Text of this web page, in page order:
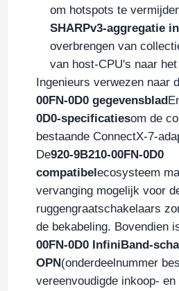
Huis
Producten
Video's
om hotspots te
SHARPv3-aggregatie
overbrengen van
van host-CPU's naar
Ingenieurs verwezen naar
00FN-0D0 gegevensblad
0D0-specificatiesom de
bestaande ConnectX-7-
De920-9B210-00FN-0D0
compatibelecosysteem
vervanging mogelijk voor
ruggengraatschakelaars
de bekabeling. Bovendien
00FN-0D0 InfiniBand-
OPN(onderdeelnummer
vereenvoudigde inkoop-